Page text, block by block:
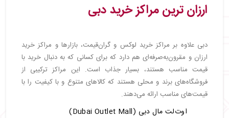
ارزان ترین مراکز خرید دبی
دبی علاوه بر مراکز خرید لوکس و گران‌قیمت، بازارها و مراکز خرید
ارزان و مقرون‌به‌صرفه‌ای هم دارد که برای کسانی که به دنبال خرید با
قیمت مناسب هستند، بسیار جذاب است. این مراکز ترکیبی از
فروشگاه‌های برند و محلی هستند که کالاهای متنوع و با کیفیت را با
قیمت‌های مناسب ارائه می‌دهند.
اوت‌لت مال دبی (Dubai Outlet Mall)